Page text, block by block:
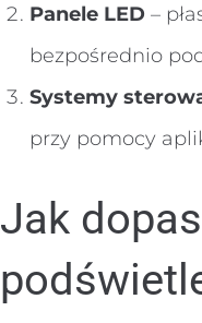
Panele LED –
bezpośrednio
Systemy
przy pomocy
Jak